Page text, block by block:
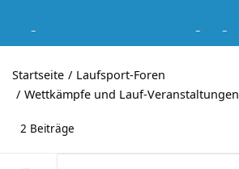
Startseite
Laufsport-Foren
Wettkämpfe und Lauf-Veranstaltungen
2 Beiträge